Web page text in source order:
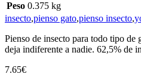
Peso 0.375 kg
insecto,pienso gato,pienso insecto,
Pienso de insecto para todo tipo de
deja indiferente a nadie. 62,5% de
7.65€